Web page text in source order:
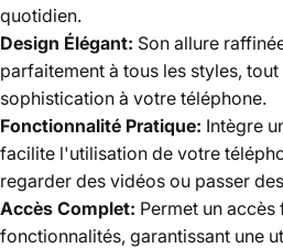
quotidien.
Design Élégant: Son allure
parfaitement à tous les styles,
sophistication à votre téléphone.
Fonctionnalité Pratique: Intègre
facilite l'utilisation de votre
regarder des vidéos ou passer
Accès Complet: Permet un
fonctionnalités, garantissant une